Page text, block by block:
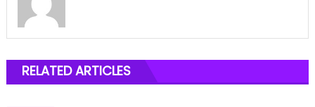
RELATED ARTICLES